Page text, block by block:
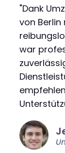
"Dank
von
war